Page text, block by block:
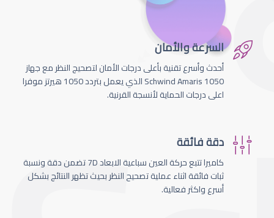
السرعة والأمان
أحدث وأسرع تقنية بأعلى درجات الأمان لتصحيج النظر مع جهاز
Schwind Amaris 1050 الذي يعمل بتردد 1050 هيرتز موفرا
اعلى درجات الحماية لأنسجة القرنية.
دقة فائقة
كاميرا تتبع حركة العين سباعية الابعاد 7D تضمن دقة ونسبة
ثبات فائقة اثناء عملية تصحيح النظر بحيث تظهر النتائج بشكل
أسرع واكثر فعالية.